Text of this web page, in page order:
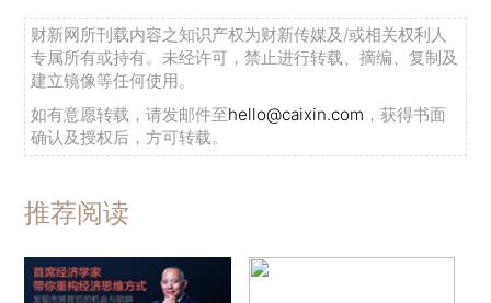
财新网所刊载内容之知识产权为财新传媒及/或相关权利人
专属所有或持有。未经许可，禁止进行转载、摘编、复制及
建立镜像等任何使用。
如有意愿转载，请发邮件至hello@caixin.com ，获得书面
确认及授权后，方可转载。
推荐阅读